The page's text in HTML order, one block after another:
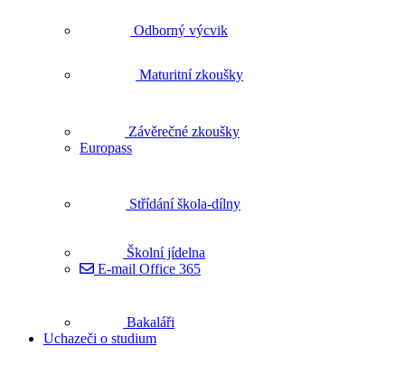
Odborný výcvik
Maturitní zkoušky
Závěrečné zkoušky
Europass
Střídání škola-dílny
Školní jídelna
E-mail Office 365
Bakaláři
Uchazeči o studium